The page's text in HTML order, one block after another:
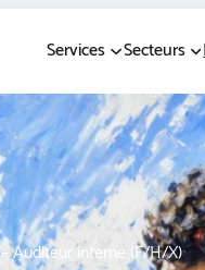
Services Secteurs
Auditeur interne (F/H/X)